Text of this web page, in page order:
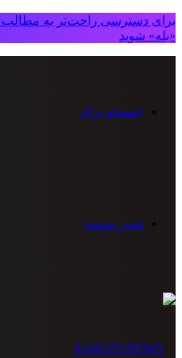
برای دسترسی راحت‌تر به مطالب
«بله» شوید
جستجو برای
تغییر پوسته